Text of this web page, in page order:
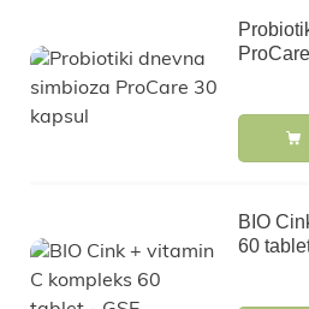
BIO
60